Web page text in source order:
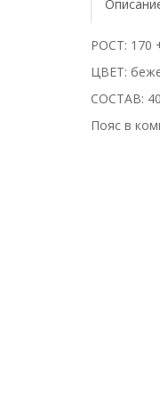
РОСТ: 170
ЦВЕТ:
СОСТАВ:
Пояс в